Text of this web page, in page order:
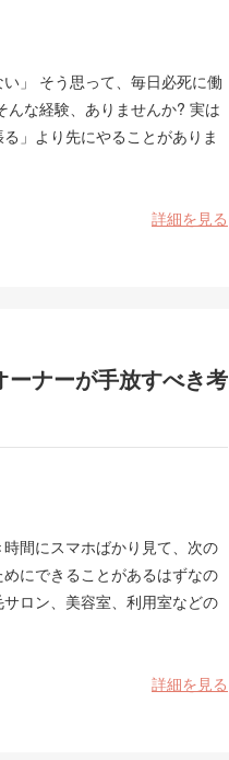
」 そう思って、毎日必死に働
んな経験、ありませんか? 実は
」より先にやることがありま
詳細を見る
ーナーが手放すべき考
間にスマホばかり見て、次の
にできることがあるはずなの
ロン、美容室、利用室などの
詳細を見る